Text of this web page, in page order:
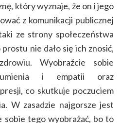
który wyznaje, że on i jego
z komunikacji publicznej
ze strony społeczeństwa
nie dało się ich znosić,
Wyobraźcie sobie
i empatii oraz
co skutkuje poczuciem
W zasadzie najgorsze jest
sobie tego wyobrażać, bo to